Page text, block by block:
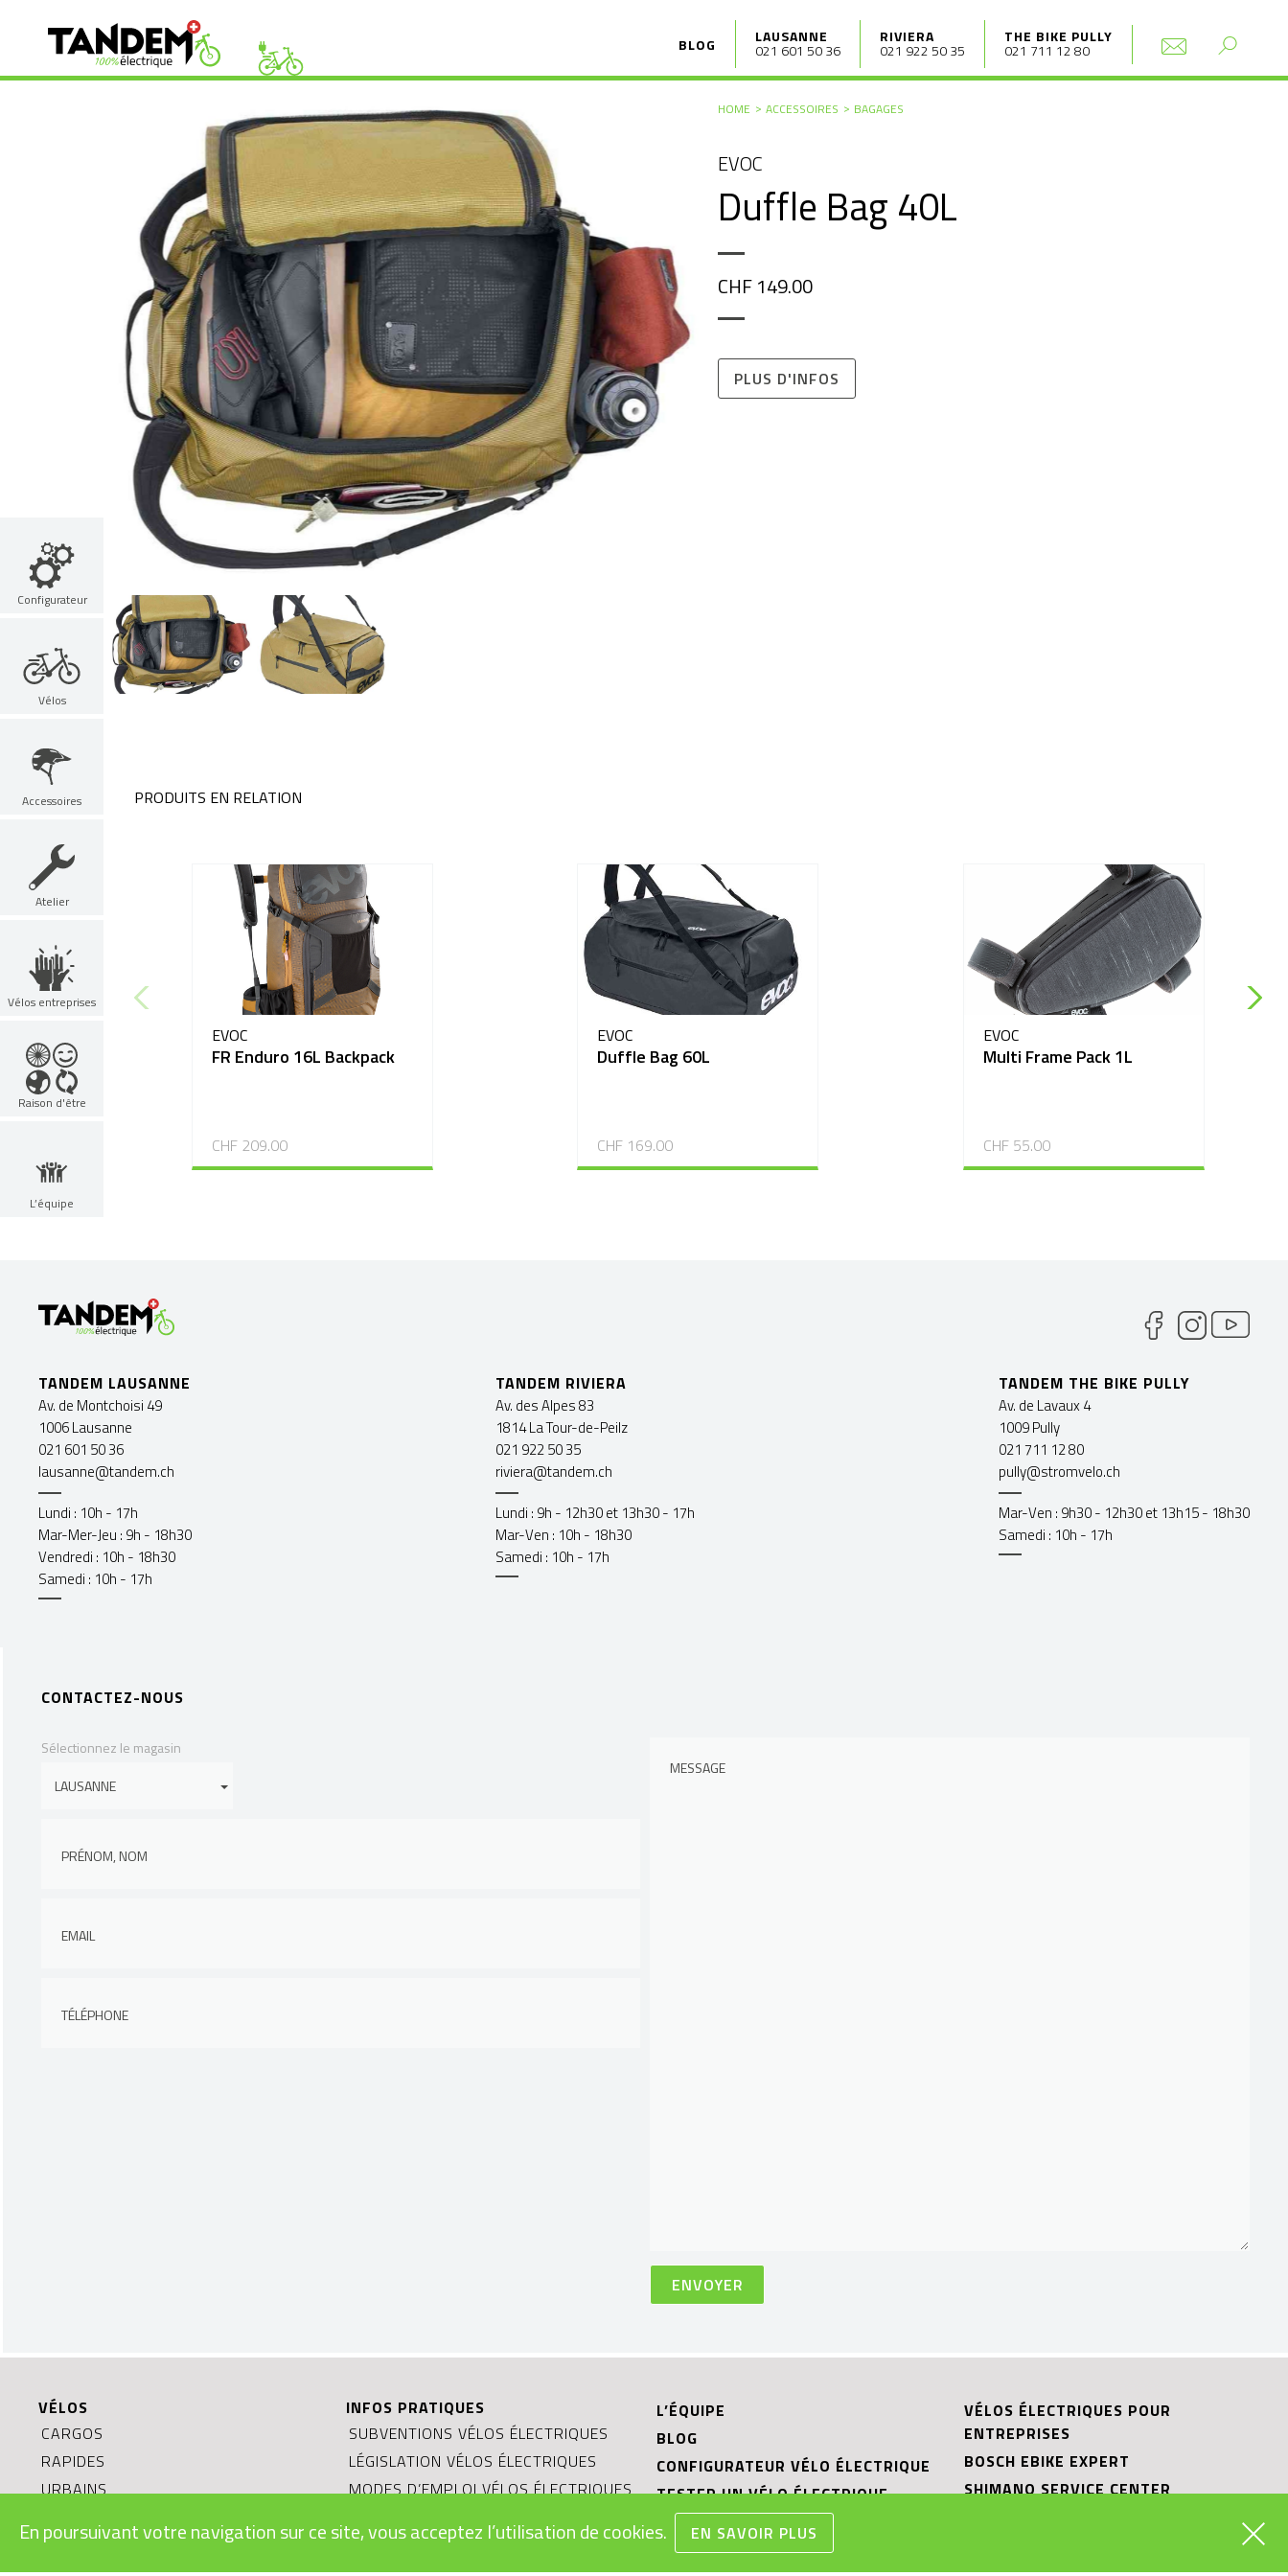
BLOG LAUSANNE
021 601 50 36
RIVIERA
021 922 50 35
THE BIKE PULLY
021 711 12 80
Configurateur
Vélos
Accessoires
Atelier
Vélos entreprises
Raison d'être
L’équipe
HOME ACCESSOIRES BAGAGES
EVOC
Duffle Bag 40L
CHF 149.00
PLUS D'INFOS
PRODUITS EN RELATION
EVOC
FR Enduro 16L Backpack
CHF 209.00
EVOC
Duffle Bag 60L
CHF 169.00
EVOC
Multi Frame Pack 1L
CHF 55.00
TANDEM LAUSANNE
Av. de Montchoisi 49
1006 Lausanne
021 601 50 36
lausanne@tandem.ch
Lundi : 10h - 17h
Mar-Mer-Jeu : 9h - 18h30
Vendredi : 10h - 18h30
Samedi : 10h - 17h
TANDEM RIVIERA
Av. des Alpes 83
1814 La Tour-de-Peilz
021 922 50 35
riviera@tandem.ch
Lundi : 9h - 12h30 et 13h30 - 17h
Mar-Ven : 10h - 18h30
Samedi : 10h - 17h
TANDEM THE BIKE PULLY
Av. de Lavaux 4
1009 Pully
021 711 12 80
pully@stromvelo.ch
Mar-Ven : 9h30 - 12h30 et 13h15 - 18h30
Samedi : 10h - 17h
CONTACTEZ-NOUS
Sélectionnez le magasin
VÉLOS
CARGOS
RAPIDES
URBAINS
ROUTE/GRAVEL
INFOS PRATIQUES
SUBVENTIONS VÉLOS ÉLECTRIQUES
LÉGISLATION VÉLOS ÉLECTRIQUES
MODES D’EMPLOI VÉLOS ÉLECTRIQUES
CONDITIONS GÉNÉRALES DE VENTE
L’ÉQUIPE
BLOG
CONFIGURATEUR VÉLO ÉLECTRIQUE
TESTER UN VÉLO ÉLECTRIQUE
OCCASIONS ET PRIX RÉDUITS
REPRISE DE VOTRE VÉLO
VÉLOS ÉLECTRIQUES POUR
ENTREPRISES
BOSCH EBIKE EXPERT
SHIMANO SERVICE CENTER
RIESE & MÜLLER EXPERIENCE STORE
En poursuivant votre navigation sur ce site, vous acceptez l’utilisation de cookies. EN SAVOIR PLUS